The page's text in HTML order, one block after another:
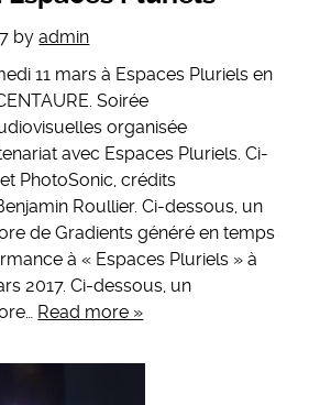
byadmin
11 mars à Espaces Pluriels en
Soirée
organisée
avec Espaces Pluriels. Ci-
PhotoSonic, crédits
Roullier. Ci-dessous, un
de Gradients généré en temps
à « Espaces Pluriels » à
2017. Ci-dessous, un
Read more »